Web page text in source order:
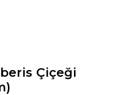
Çiçeği